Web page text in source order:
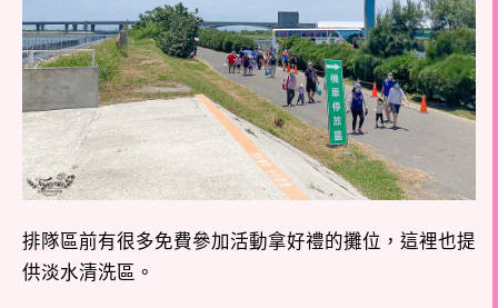
排隊區前有很多免費參加活動拿好禮的攤位，這裡也提
供淡水清洗區。